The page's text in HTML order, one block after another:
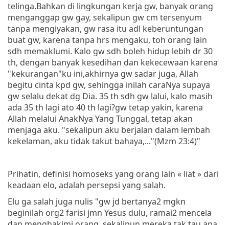
telinga.Bahkan di lingkungan kerja gw, banyak orang
menganggap gw gay, sekalipun gw cm tersenyum
tanpa mengiyakan, gw rasa itu adl keberuntungan
buat gw, karena tanpa hrs mengaku, toh orang lain
sdh memaklumi. Kalo gw sdh boleh hidup lebih dr 30
th, dengan banyak kesedihan dan kekecewaan karena
"kekurangan"ku ini,akhirnya gw sadar juga, Allah
begitu cinta kpd gw, sehingga inilah caraNya supaya
gw selalu dekat dg Dia. 35 th sdh gw lalui, kalo masih
ada 35 th lagi ato 40 th lagi?gw tetap yakin, karena
Allah melalui AnakNya Yang Tunggal, tetap akan
menjaga aku. "sekalipun aku berjalan dalam lembah
kekelaman, aku tidak takut bahaya,..."(Mzm 23:4)"
Prihatin, definisi homoseks yang orang lain « liat » dari
keadaan elo, adalah persepsi yang salah.
Elu ga salah juga nulis "gw jd bertanya2 mgkn
beginilah org2 farisi jmn Yesus dulu, ramai2 mencela